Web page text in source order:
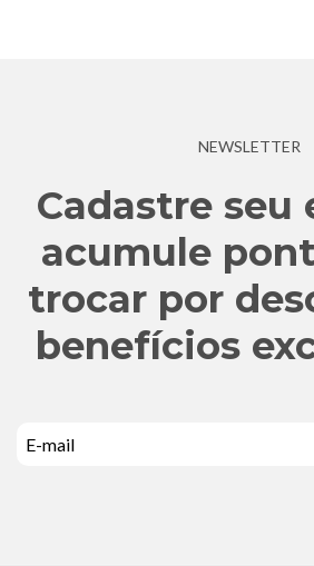
NEWSLETTER
Cadastre seu
acumule
trocar por
benefícios